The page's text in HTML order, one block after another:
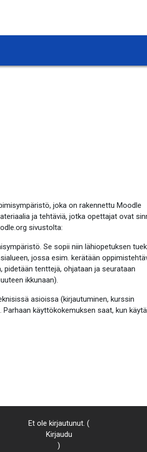
joka on rakennettu Moodle
ja tehtäviä, jotka opettajat ovat
sivustolta:
Se sopii niin lähiopetuksen
jossa esim. kerätään
pidetään tenttejä, ohjataan ja seurataan
ikkunaan).
asioissa (kirjautuminen, kurssin
käyttökokemuksen saat, kun
Et ole kirjautunut. (
Kirjaudu
)